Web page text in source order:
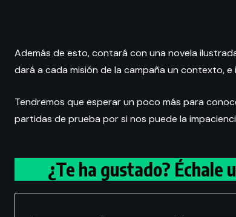
Además de esto, contará con una novela
dará a cada misión de la campaña un contexto,
Tendremos que esperar un poco más para
partidas de prueba por si nos puede la
¿Te ha gustado? Échale